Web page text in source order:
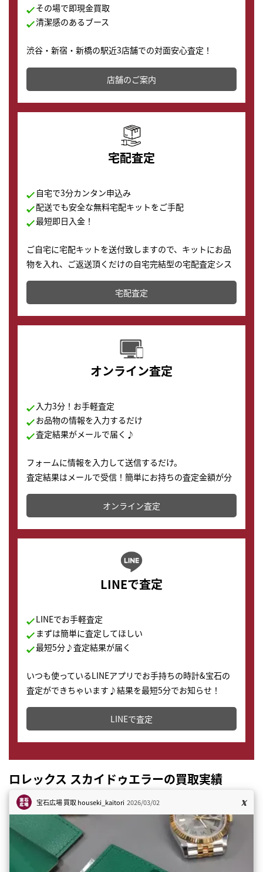
その場で即現金買取
清潔感のあるブース
渋谷・新宿・新橋の駅近3店舗での対面安心査定！
その場で現金買取致します。渋谷本店では、時計販売の
店舗を併設しており、下取りに出してお得に新しい時計
の購入もできます♪
店舗のご案内
宅配査定
自宅で3分カンタン申込み
配送でも安全な無料宅配キットをご手配
最短即日入金！
ご自宅に宅配キットを送付致しますので、キットにお品
物を入れ、ご返送頂くだけの自宅完結型の宅配査定シス
テムです。
配送でも簡単&安全に査定・買取に出すことが可能で
す。
宅配査定
オンライン査定
入力3分！お手軽査定
お品物の情報を入力するだけ
査定結果がメールで届く♪
フォームに情報を入力して送信するだけ。
査定結果はメールで受信！簡単にお持ちの査定金額が分
かります。
オンライン査定
LINEで査定
LINEでお手軽査定
まずは簡単に査定してほしい
最短5分♪査定結果が届く
いつも使っているLINEアプリでお手持ちの時計&宝石の
査定ができちゃいます♪結果を最短5分でお知らせ！
どこからでもすぐに査定金額を知ることが出来ます。
LINEで査定
ロレックス スカイドゥエラーの買取実績
宝石広場 買取houseki_kaitori 2026/03/02